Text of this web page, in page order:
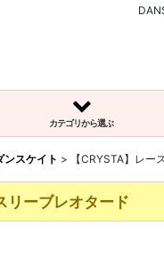
カテゴリから選ぶ
ンスケイト > 【CRYSTA】レ
リーブレオタード